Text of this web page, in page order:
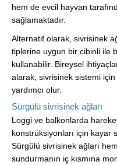
hem de evcil hayvan
sağlamaktadır.
Alternatif olarak, sivrisinek
tiplerine uygun bir cibinli ile
kullanabilir. Bireysel
alarak, sivrisinek sistemi
yardımcı olur.
Sürgülü sivrisinek ağları
Loggi ve balkonlarda
konstrüksiyonları için kayar
Sürgülü sivrisinek ağları
sundurmanın iç kısmına